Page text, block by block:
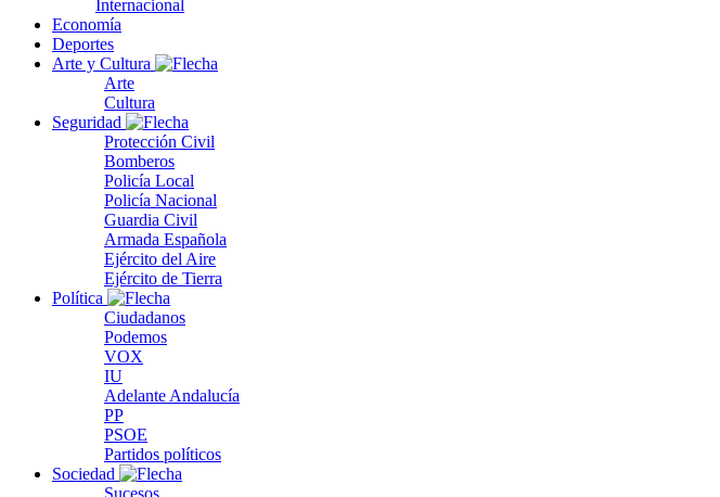
Internacional
Economía
Deportes
Arte y Cultura
Arte
Cultura
Seguridad
Protección Civil
Bomberos
Policía Local
Policía Nacional
Guardia Civil
Armada Española
Ejército del Aire
Ejército de Tierra
Política
Ciudadanos
Podemos
VOX
IU
Adelante Andalucía
PP
PSOE
Partidos políticos
Sociedad